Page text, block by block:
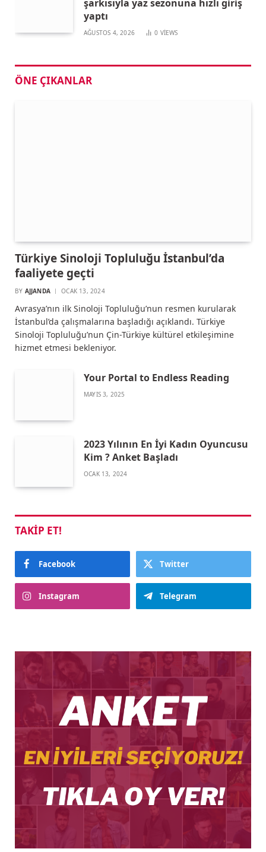
şarkısıyla yaz sezonuna hızlı giriş
yaptı
AĞUSTOS 4, 2026 0 VIEWS
ÖNE ÇIKANLAR
Türkiye Sinoloji Topluluğu İstanbul’da
faaliyete geçti
BY AJJANDA OCAK 13, 2024
Avrasya’nın ilk Sinoloji Topluluğu’nun resmen kurularak
İstanbul’da çalışmalarına başladığı açıklandı. Türkiye
Sinoloji Topluluğu’nun Çin-Türkiye kültürel etkileşimine
hizmet etmesi bekleniyor.
Your Portal to Endless Reading
MAYIS 3, 2025
2023 Yılının En İyi Kadın Oyuncusu
Kim ? Anket Başladı
OCAK 13, 2024
TAKIP ET!
Facebook Twitter
Instagram Telegram